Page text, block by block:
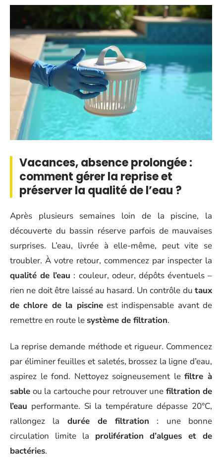
Vacances, absence prolongée :
comment gérer la reprise et
préserver la qualité de l’eau ?
Après plusieurs semaines loin de la piscine, la
découverte du bassin réserve parfois de mauvaises
surprises. L’eau, livrée à elle-même, peut vite se
troubler. À votre retour, commencez par inspecter la
qualité de l’eau : couleur, odeur, dépôts éventuels –
rien ne doit être laissé au hasard. Un contrôle du taux
de chlore de la piscineest indispensable avant de
remettre en route le système de filtration.
La reprise demande méthode et rigueur. Commencez
par éliminer feuilles et saletés, brossez la ligne d’eau,
aspirez le fond. Nettoyez soigneusement lefiltre à
sable ou la cartouche pour retrouver une filtration de
l’eau performante. Si la température dépasse 20°C,
rallongez la durée de filtration : une bonne
circulation limite la prolifération d’algues et de
bactéries.